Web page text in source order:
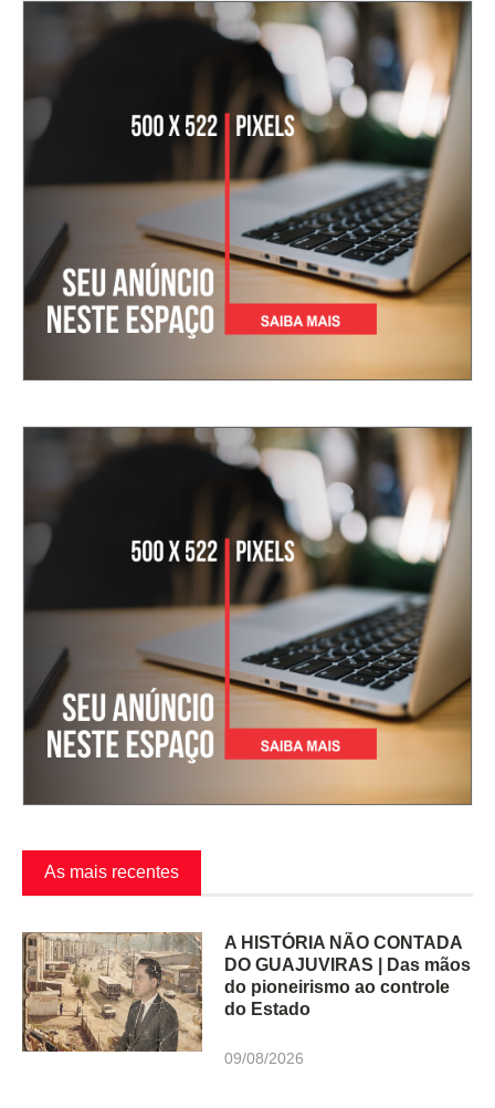
As mais recentes
A HISTÓRIA NÃO CONTADA
DO GUAJUVIRAS | Das mãos
do pioneirismo ao controle
do Estado
09/08/2026